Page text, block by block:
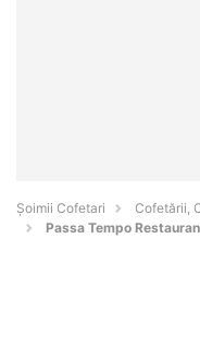
Șoimii Cofetari
Cofetării,
Passa Tempo